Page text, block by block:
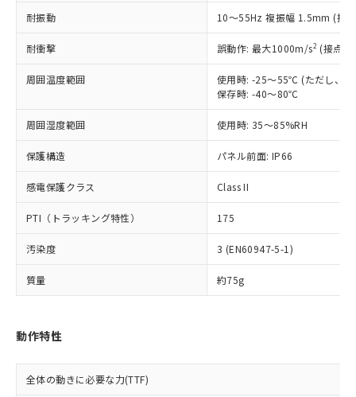
耐振動 10～55Hz 複振幅 1.5mm (接
耐衝撃 誤動作: 最大1000m/s2 (接点
周囲温度範囲
使用時: -25～55℃ (ただし、氷
保存時: -40～80℃
周囲湿度範囲 使用時: 35～85%RH
保護構造 パネル前面: IP66
感電保護クラス Class II
PTI（トラッキング特性） 175
汚染度 3 (EN60947-5-1)
質量 約75g
動作特性
全体の動きに必要な力(TTF)
記載している更新日時点での社内デー
タに基づき作成されるものであり、閲
覧された時点での実際の在庫および標
準価格とは異なる場合があることをご
正式な納期状況および標準価格はお客
様のお取引先、またはお客様担当のオ
ムロン制御機器販売店・当社販売員に
オムロン制御機器販売店や当社販売拠
販売ネットワーク
」をご確認
ください。
在庫状況および標準価格結果を当社の
事前の承諾なく第三者に漏洩または開
示しないようお願いします。
マイパーツ機能（部品リスト作成サー
ビス）をご利用いただくには、I-Web
メンバーズにご登録されている必要が
および当社の共同利用者が、当社の製
品・サービスに関するお客様との取
鉛(Pb) 1000ppm以下、 水銀(Hg) 1000ppm以下、 カド
六価クロム(Cr(Ⅵ)) 1000ppm以下、ポリ臭化ビフェニル
類(PBB) 1000ppm以下、ポリ臭化ジフェニルエーテル類
(PBDE) 1000ppm以下、フタル酸ビス(2-エチルヘキシ
ル) (DEHP)(別名：DOP) 1000ppm以下、フタル酸ブチ
ルベンジル（BBP） 1000ppm以下、フタル酸ジブチル
（DBP） 1000ppm以下、フタル酸ジイソブチル
(DIBP) 1000ppm以下
但し、RoHS指令で産業用監視および制御機器に対する
適用除外項目は除く。
フタル酸エステル類の４物質については閾値を超える意
図的な使用がないことを確認しています。
※2 対応予定月
部品在庫の切り替え状況などにより、予定
月が前後することがあります。
下記の非含有証明書をダウンロードするこ
とができます。
*中国RoHS10物質の基準値 (GB/T26572)：
Pb(鉛) :1000ppm、 Hg(水銀) : 1000ppm、 Cd(カドミウ
Cr(Ⅵ)(六価クロム) : 1000ppm、 PBBs(ポリ臭化ビフェ
ニル類) : 1000ppm、 PBDEs(ポリ臭化ジフェニルエーテ
ル) : 1000ppm、
DEHP(フタル酸ビス(2-エチルヘキシル)) : 1000ppm
※2 環境保護使用期限
「ｅ」：有害物質（10物質）のすべてが基
準値以下であることを示します。
「10」：通常の使用状況下において有害物
質が外部に漏えいし、環境に深刻な影響を
及ぼさない年数を意味します。
（以下｢規制貨物等」という）を輸出
または国外への提供する場合は、日本
国政府の輸出許可(または役務取引許
可)を取得するなどの必要な手続きを
当社は規制貨物を破棄する場合は、完
全に破砕するなど、違法に輸出されな
いよう必要な手段を講じます。
当社は貴社製品を、核兵器、ミサイ
ル、化学兵器、生物兵器またはその他
武器並びにこれらの製造装置等に一切
使用いたしません。
当社は、貴社製品を第三者に販売する
場合は、上記1、2および3の内容を当
該第三者に通知します。また当社は、
販売先および販売に係わる関係者が違
法に輸出するおそれがある場合は、取
り引きをいたしません。
○ 一定数以上の在庫あり
△ 一定数には満たないが在庫あり
在庫なし(最新の在庫状況につ
いては、お客様のお取引先、ま
たはお客様担当のオムロン制御
機器販売店・当社販売員にご確
認ください)
受注生産機種、また在庫状況の
情報を公開していない機種